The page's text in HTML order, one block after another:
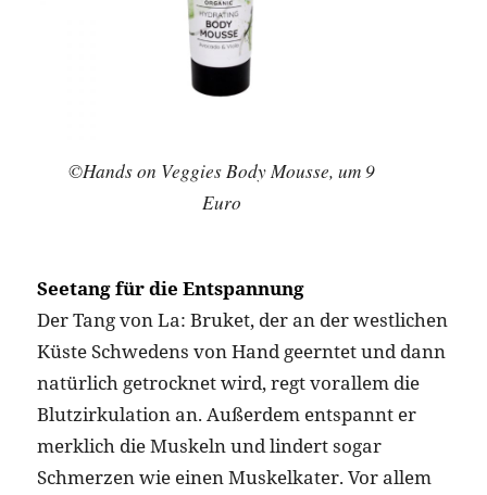
©Hands on Veggies Body Mousse, um 9
Euro
Seetang für die Entspannung
Der Tang von La: Bruket, der an der westlichen
Küste Schwedens von Hand geerntet und dann
natürlich getrocknet wird, regt vorallem die
Blutzirkulation an. Außerdem entspannt er
merklich die Muskeln und lindert sogar
Schmerzen wie einen Muskelkater. Vor allem